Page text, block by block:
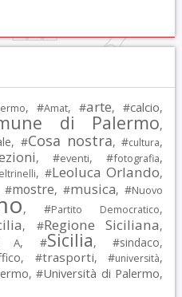
, #Amat, #arte, #calcio,
di Palermo,
, #Cosa nostra, #cultura,
, #eventi, #fotografia,
, #Leoluca Orlando,
#mostre, #musica, #Nuovo
, #Partito Democratico,
, #Regione Siciliana,
A, #Sicilia, #sindaco,
, #trasporti, #università,
, #Università di Palermo,